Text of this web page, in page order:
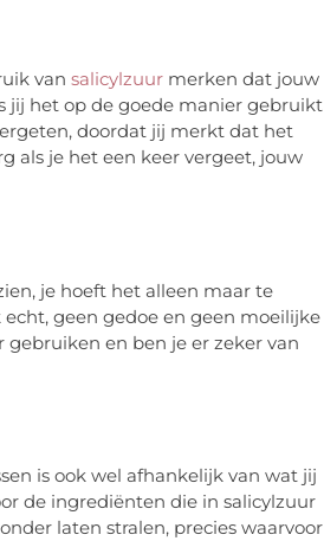
van salicylzuur merken dat jouw
jij het op de goede manier gebruikt
doordat jij merkt dat het
als je het een keer vergeet, jouw
je hoeft het alleen maar te
geen gedoe en geen moeilijke
en ben je er zeker van
is ook wel afhankelijk van wat jij
de ingrediënten die in salicylzuur
laten stralen, precies waarvoor